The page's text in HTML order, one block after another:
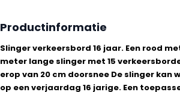
Productinformatie
Slinger verkeersbord 16 jaar. Een rood
meter lange slinger met 15
erop van 20 cm doorsnee De slinger kan
op een verjaardag 16 jarige. Een